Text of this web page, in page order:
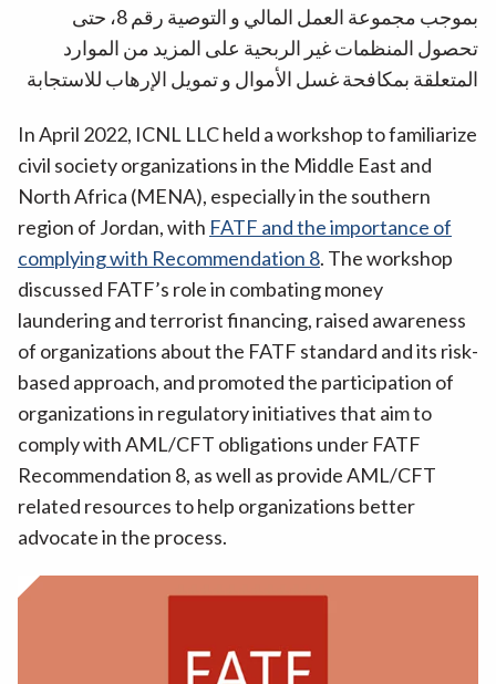
بموجب مجموعة العمل المالي و التوصية رقم 8، حتى
تحصول المنظمات غير الربحية على المزيد من الموارد
المتعلقة بمكافحة غسل الأموال و تمويل الإرهاب للاستجابة
In April 2022, ICNL LLC held a workshop to familiarize
civil society organizations in the Middle East and
North Africa (MENA), especially in the southern
region of Jordan, with FATF and the importance of
complying with Recommendation 8. The workshop
discussed FATF’s role in combating money
laundering and terrorist financing, raised awareness
of organizations about the FATF standard and its risk-
based approach, and promoted the participation of
organizations in regulatory initiatives that aim to
comply with AML/CFT obligations under FATF
Recommendation 8, as well as provide AML/CFT
related resources to help organizations better
advocate in the process.